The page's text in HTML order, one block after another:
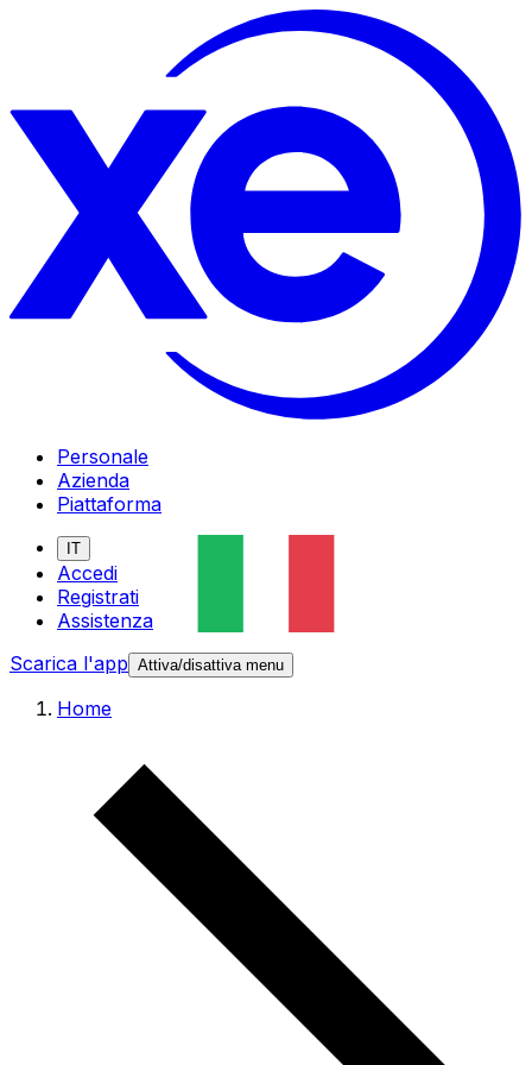
Personale
Azienda
Piattaforma
IT
Accedi
Registrati
Assistenza
Scarica l'app Attiva/disattiva menu
Home